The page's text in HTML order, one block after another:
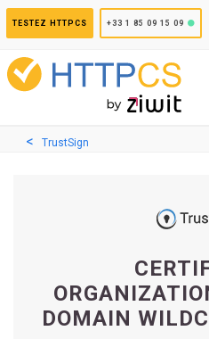
TESTEZ HTTPCS +33 1 85 09 15 09
TrustSign
DOMAIN
Panneau de gestion des cookies